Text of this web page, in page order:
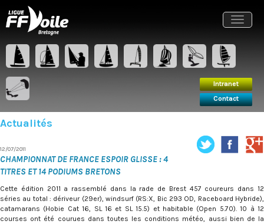
Actualités
12/07/2011
CHAMPIONNAT DE FRANCE ESPOIR GLISSE : 4
TITRES ET 14 PODIUMS BRETONS
Cette édition 2011 a rassemblé dans la rade de Brest 457 coureurs dans 12
séries au total : dériveur (29er), windsurf (RS:X, Bic 293 OD, Raceboard Hybride),
catamarans (Hobie Cat 16, SL 16 et SL 15.5) et habitable (Open 5.70). 10 à 12
courses ont été courues dans toutes les conditions météo, aussi bien de la
Intranet
Contact
Intranet
Toggle